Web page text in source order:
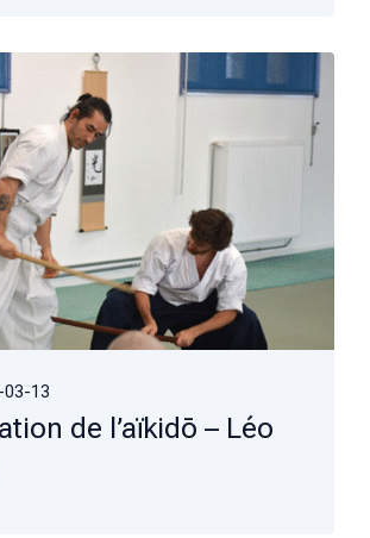
03-13
de l’aïkidō – Léo